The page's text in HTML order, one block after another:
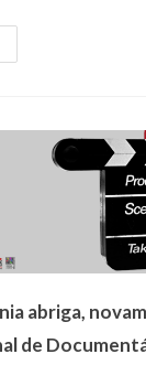
abriga,
de